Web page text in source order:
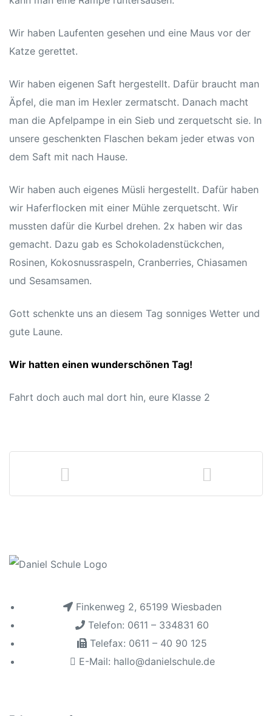
Wir haben Laufenten gesehen und eine Maus vor der
Katze gerettet.
Wir haben eigenen Saft hergestellt. Dafür braucht man
Äpfel, die man im Hexler zermatscht. Danach macht
man die Apfelpampe in ein Sieb und zerquetscht sie. In
unsere geschenkten Flaschen bekam jeder etwas von
dem Saft mit nach Hause.
Wir haben auch eigenes Müsli hergestellt. Dafür haben
wir Haferflocken mit einer Mühle zerquetscht. Wir
mussten dafür die Kurbel drehen. 2x haben wir das
gemacht. Dazu gab es Schokoladenstückchen,
Rosinen, Kokosnussraspeln, Cranberries, Chiasamen
und Sesamsamen.
Gott schenkte uns an diesem Tag sonniges Wetter und
gute Laune.
Wir hatten einen wunderschönen Tag!
Fahrt doch auch mal dort hin, eure Klasse 2
Finkenweg 2, 65199 Wiesbaden
Telefon: 0611 – 334831 60
Telefax: 0611 – 40 90 125
E-Mail: hallo@danielschule.de